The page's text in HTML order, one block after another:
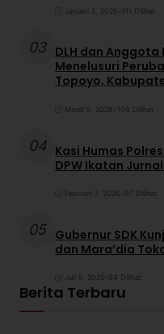
Januari 2, 2026 111 Dilihat
03 DLH dan Anggota
Menelusuri
Topoyo,
Maret 5, 2026 108 Dilihat
04 Kasi Humas
DPW Ikatan
Februari 7, 2026 97 Dilihat
05 Gubernur SDK
dan Mara’dia
Juli 5, 2025 94 Dilihat
Berita Terbaru